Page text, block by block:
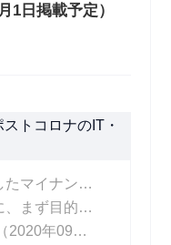
1日掲載予定）
トコロナのIT・
第1回 コロナが明らかにしたマイナンバーカードの課題
第2回 おカネや技術の前に、まず目的の明確化を
（2020年09月30日 掲載）